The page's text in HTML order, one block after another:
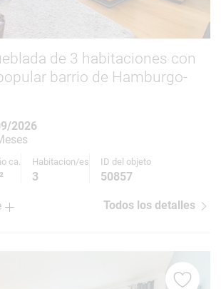
de 3 habitaciones con
barrio de Hamburgo-
2026
ca. Habitacion/es ID del objeto
3 50857
Todos los detalles